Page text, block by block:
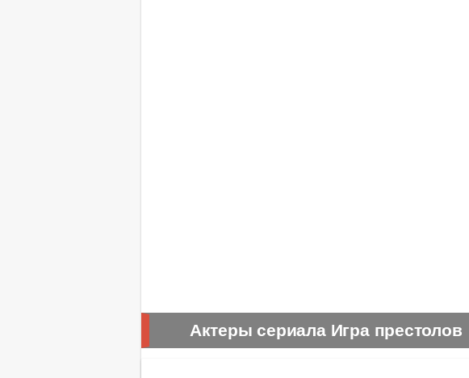
Актеры сериала Игра престолов